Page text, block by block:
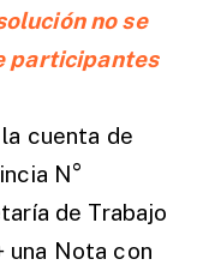
no se
participantes
cuenta de
N°
de Trabajo
una Nota con